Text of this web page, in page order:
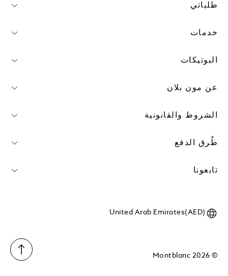
طُرق الدفع
تابعونا
طلباتي
خدمات
البوتيكات
عن مون بلان
الشروط والقانونية
© 2026 Montblanc
United Arab Emirates(AED)